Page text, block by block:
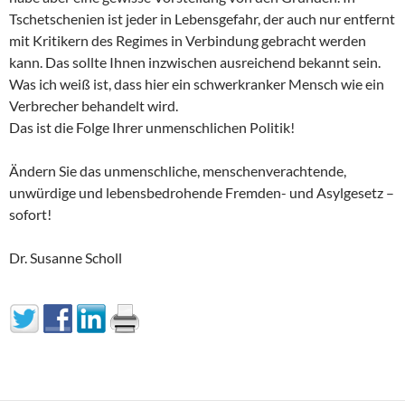
Tschetschenien ist jeder in Lebensgefahr, der auch nur entfernt
mit Kritikern des Regimes in Verbindung gebracht werden
kann. Das sollte Ihnen inzwischen ausreichend bekannt sein.
Was ich weiß ist, dass hier ein schwerkranker Mensch wie ein
Verbrecher behandelt wird.
Das ist die Folge Ihrer unmenschlichen Politik!
Ändern Sie das unmenschliche, menschenverachtende,
unwürdige und lebensbedrohende Fremden- und Asylgesetz –
sofort!
Dr. Susanne Scholl